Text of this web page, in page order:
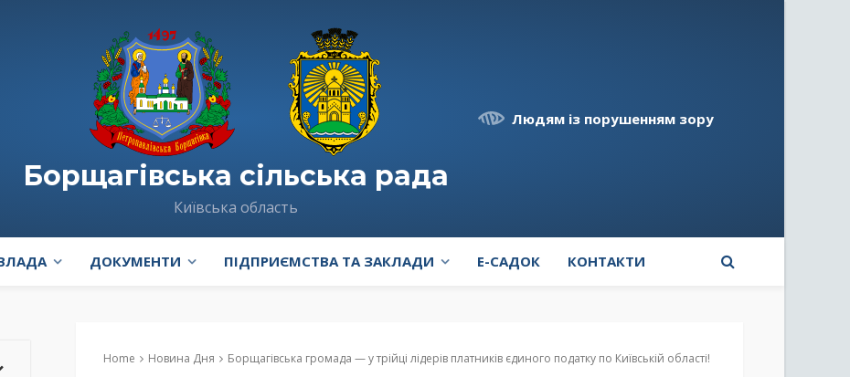
Борщагівська сільська рада
Київська область
Людям із порушенням зору
ДОКУМЕНТИ ПІДПРИЄМСТВА ТА ЗАКЛАДИ E-САДОК КОНТАКТИ
Home Новина Дня Борщагівська громада — у трійці лідерів платників єдиного податку по Київській області!